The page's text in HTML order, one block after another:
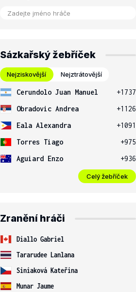
Sázkařský žebříček
Nejziskovější Nejztrátovější
Cerundolo Juan Manuel
+1737
Obradovic Andrea
+1126
Eala Alexandra
+1091
Torres Tiago
+975
Aguiard Enzo
+936
Celý žebříček
Zranění hráči
Diallo Gabriel
Tararudee Lanlana
Siniaková Kateřina
Munar Jaume